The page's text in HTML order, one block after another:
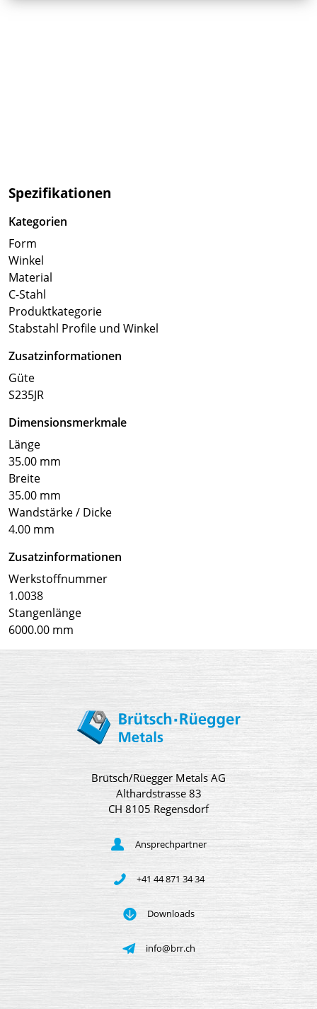
Spezifikationen
Kategorien
Form
Winkel
Material
C-Stahl
Produktkategorie
Stabstahl Profile und Winkel
Zusatzinformationen
Güte
S235JR
Dimensionsmerkmale
Länge
35.00 mm
Breite
35.00 mm
Wandstärke / Dicke
4.00 mm
Zusatzinformationen
Werkstoffnummer
1.0038
Stangenlänge
6000.00 mm
Brütsch/Rüegger Metals AG
Althardstrasse 83
CH 8105 Regensdorf
Ansprechpartner
+41 44 871 34 34
Downloads
info@brr.ch